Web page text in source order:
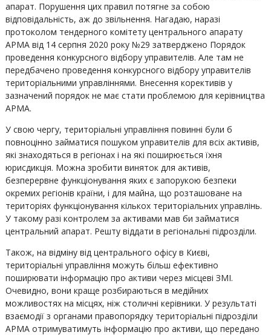
апарат. Порушення цих правил потягне за собою
відповідальність, аж до звільнення. Нагадаю, наразі
протоколом тендерного комітету центрального апарату
АРМА від 14 серпня 2020 року №29 затверджено Порядок
проведення конкурсного відбору управителів. Але там не
передбачено проведення конкурсного відбору управителів
територіальними управліннями. Внесення корективів у
зазначений порядок не має стати проблемою для керівництва
АРМА.
У свою чергу, територіальні управління повинні були б
повноцінно займатися пошуком управителів для всіх активів,
які знаходяться в регіонах і на які поширюється їхня
юрисдикція. Можна зробити виняток для активів,
безперервне функціонування яких є запорукою безпеки
окремих регіонів країни, і для майна, що розташоване на
територіях функціонування кількох територіальних управлінь.
У такому разі контролем за активами мав би займатися
центральний апарат. Решту віддати в регіональні підрозділи.
Також, на відміну від центрального офісу в Києві,
територіальні управління можуть більш ефективно
поширювати інформацію про активи через місцеві ЗМІ.
Очевидно, вони краще розбираються в медійних
можливостях на місцях, ніж столичні керівники. У результаті
взаємодії з органами правопорядку територіальні підрозділи
АРМА отримуватимуть інформацію про активи, що передано